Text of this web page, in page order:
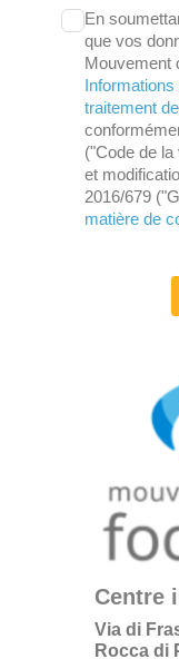
En
que vos
Mouvement
Informations
traitement
("Code de
et
2016/679
matière de
Centre
Via di
Rocca di